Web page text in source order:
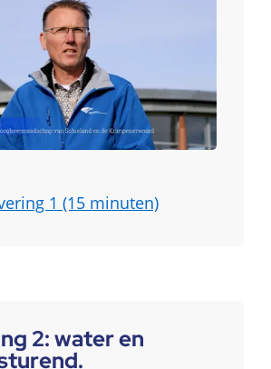
1 (15 minuten)
2: water en